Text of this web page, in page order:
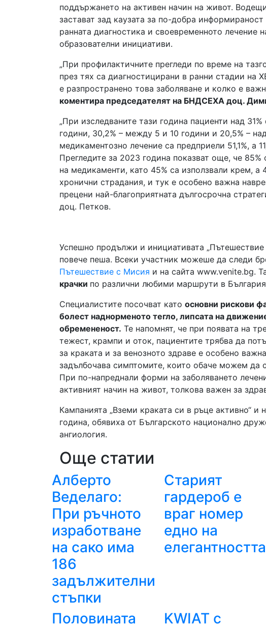
поддържането на активен начин на живот.
застават зад каузата за по-добра
ранната диагностика и своевременното лечение
образователни инициативи.
„При профилактичните прегледи по време на
през тях са диагностицирани в ранни стадии на
е разпространено това заболяване и колко е
коментира председателят на БНДСЕХА доц.
„При изследваните тази година пациенти над
години, 30,2% – между 5 и 10 години и 20,5% –
медикаментозно лечение са предприели 51,1%, а
Прегледите за 2023 година показват още, че
на медикаменти, като 45% са използвали крем,
хронични страдания, и тук е особено важна
прецени най-благоприятната дългосрочна
доц. Петков.
Успешно продължи и инициативата
повече пеша. Всеки участник можеше да следи
Пътешествие с Мисия и на сайта www.venite.bg.
крачки по различни любими маршрути в
Специалистите посочват като основни рискови
болест наднорменото тегло, липсата на
обремененост. Те напомнят, че при появата на
тежест, крампи и оток, пациентите трябва да
за краката и за венозното здраве е особено
задълбочава симптомите, които обаче можем да
При по-напреднали форми на заболяването
активният начин на живот, толкова важен за
Кампанията „Вземи краката си в ръце активно“
година, обявиха от Българското национално
ангиология.
Още статии
Алберто
Веделаго:
При ръчното
изработване
на сако има
186
задължителни
стъпки
Старият
гардероб е
враг номер
едно на
елегантността
Половината
KWIAT с